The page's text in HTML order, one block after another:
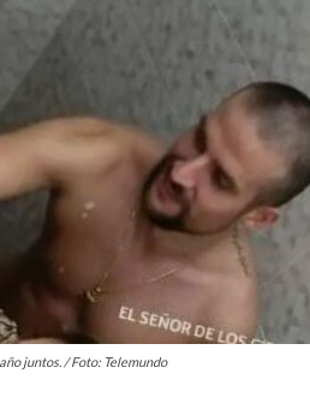
juntos. / Foto: Telemundo